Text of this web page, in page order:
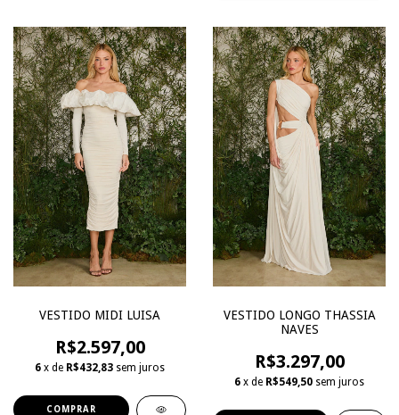
VESTIDO MIDI LUISA
R$2.597,00
6 x de R$432,83 sem juros
COMPRAR
VESTIDO LONGO THASSIA
NAVES
R$3.297,00
6 x de R$549,50 sem juros